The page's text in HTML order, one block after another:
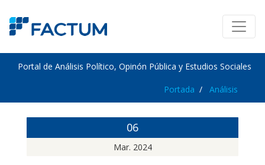
Portal de Análisis Político, Opinón Pública y Estudios Sociales
Portada Análisis
06
Mar. 2024